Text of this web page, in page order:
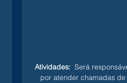
Atividades: Será
por atender chamadas de